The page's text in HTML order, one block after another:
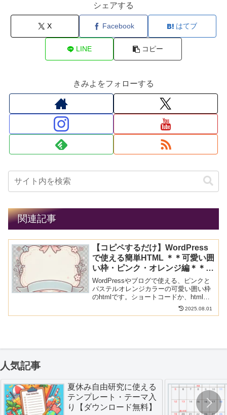
シェアする
X Facebook はてブ
LINE コピー
きみよをフォローする
関連記事
【コピペするだけ】WordPress
で使える簡単HTML ＊＊可愛い囲
い枠・ピンク・オレンジ編＊＊保
存版＊
WordPressやブログで使える、ピンクと
パステルオレンジカラーの可愛い囲い枠
のhtmlです。ショートコードか、htmlで
2025.08.01
人気記事
夏休み自由研究に使える
テンプレート・テーマ入
り【ダウンロード無料】